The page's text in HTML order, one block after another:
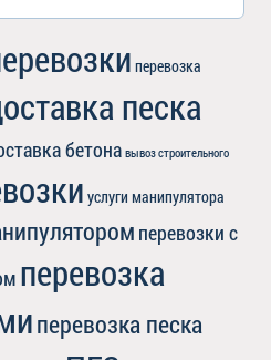
перевозка
песка
бетона вывоз строительного
услуги манипулятора
перевозки с
перевозка
перевозка песка